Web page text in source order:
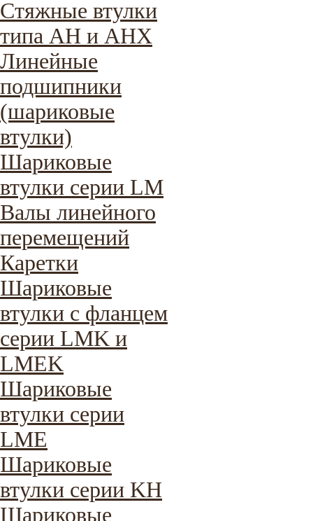
Стяжные втулки
типа AH и AHX
Линейные
подшипники
(шариковые
втулки)
Шариковые
втулки серии LM
Валы линейного
перемещений
Каретки
Шариковые
втулки с фланцем
серии LMK и
LMEK
Шариковые
втулки серии
LME
Шариковые
втулки серии KH
Шариковые